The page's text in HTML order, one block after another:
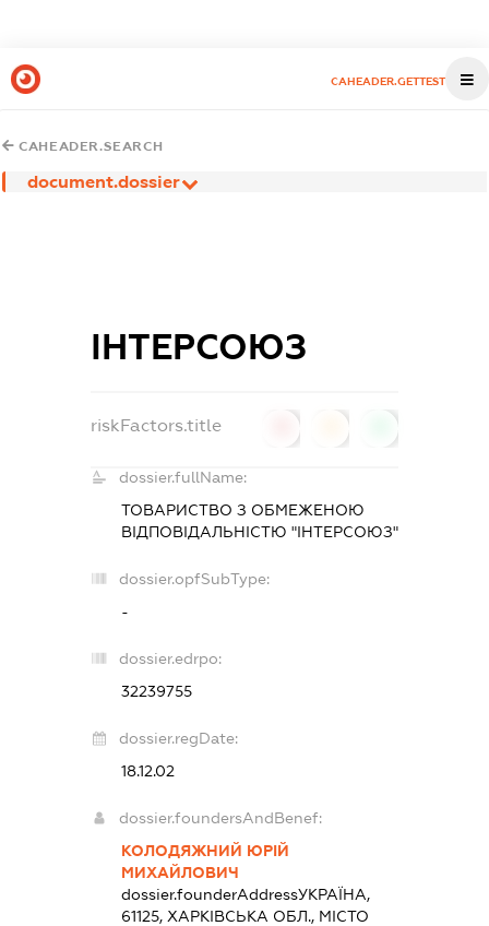
CAHEADER.GETTEST
CAHEADER.SEARCH
document.dossier
ІНТЕРСОЮЗ
riskFactors.title
dossier.fullName:
ТОВАРИСТВО З ОБМЕЖЕНОЮ
ВІДПОВІДАЛЬНІСТЮ "ІНТЕРСОЮЗ"
dossier.opfSubType:
-
dossier.edrpo:
32239755
dossier.regDate:
18.12.02
dossier.foundersAndBenef:
КОЛОДЯЖНИЙ ЮРІЙ
МИХАЙЛОВИЧ
dossier.founderAddressУКРАЇНА,
61125, ХАРКІВСЬКА ОБЛ., МІСТО